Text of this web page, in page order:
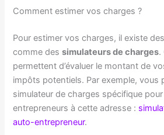
Comment estimer vos charges ?
Pour estimer vos charges, il existe
comme dessimulateurs de charges.
permettent d’évaluer le montant de
impôts potentiels. Par exemple, vous
simulateur de charges spécifique
entrepreneurs à cette adresse :
auto-entrepreneur.